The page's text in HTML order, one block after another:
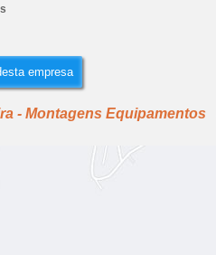
empresa
- Montagens Equipamentos